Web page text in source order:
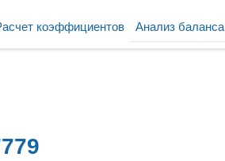
Анализ баланса
коэффициентов